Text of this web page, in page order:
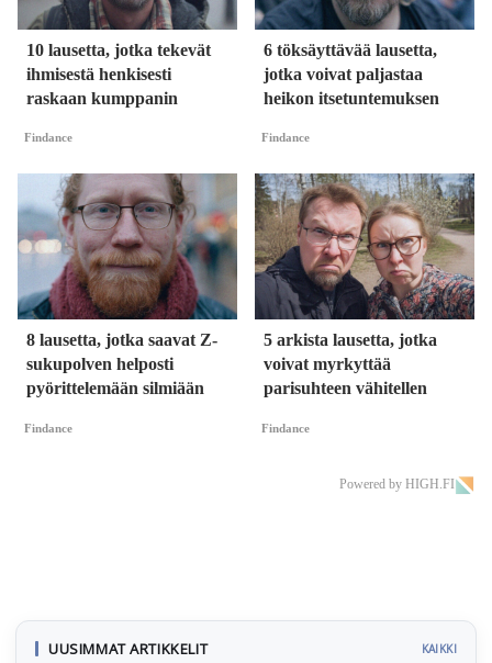
10 lausetta, jotka tekevät
ihmisestä henkisesti
raskaan kumppanin
Findance
6 töksäyttävää lausetta,
jotka voivat paljastaa
heikon itsetuntemuksen
Findance
8 lausetta, jotka saavat Z-
sukupolven helposti
pyörittelemään silmiään
Findance
5 arkista lausetta, jotka
voivat myrkyttää
parisuhteen vähitellen
Findance
Powered by HIGH.FI
UUSIMMAT ARTIKKELIT KAIKKI